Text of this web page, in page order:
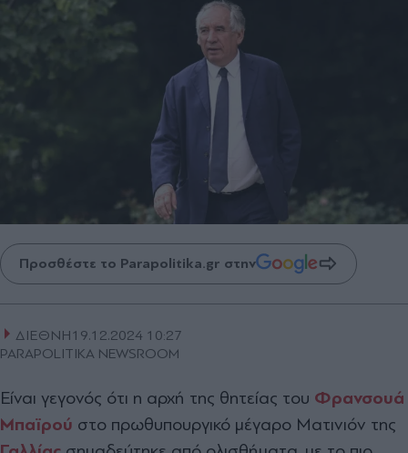
Προσθέστε το Parapolitika.gr στην
ΔΙΕΘΝΗ19.12.2024 10:27
PARAPOLITIKA NEWSROOM
Είναι γεγονός ότι η αρχή της θητείας του Φρανσουά
Μπαϊρού στο πρωθυπουργικό μέγαρο Ματινιόν της